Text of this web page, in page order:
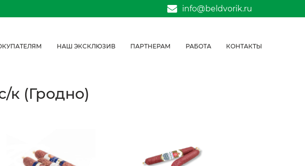
info@beldvorik.ru
НАШ ЭКСКЛЮЗИВ ПАРТНЕРАМ РАБОТА КОНТАКТЫ
к (Гродно)